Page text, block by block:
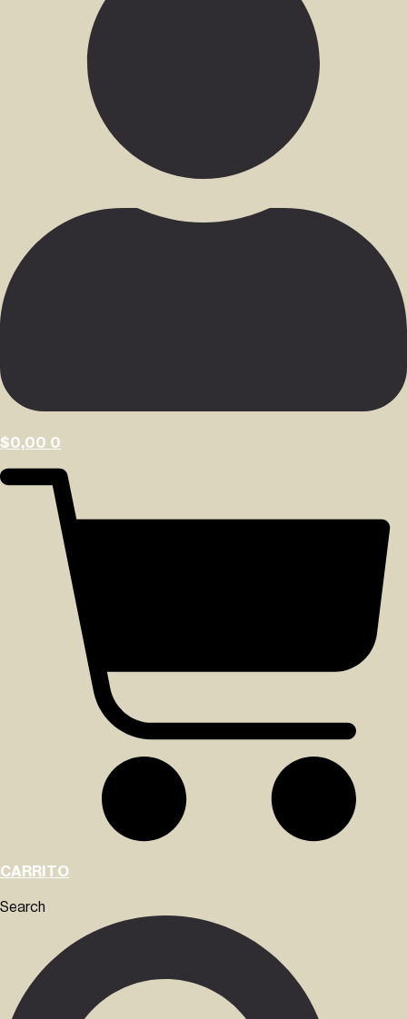
$0,00 0
CARRITO
Search